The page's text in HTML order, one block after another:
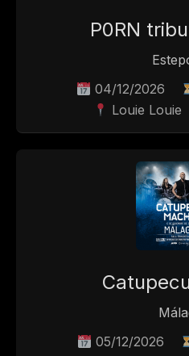
P0RN
04/12/2026
Louie Louie
05/12/2026